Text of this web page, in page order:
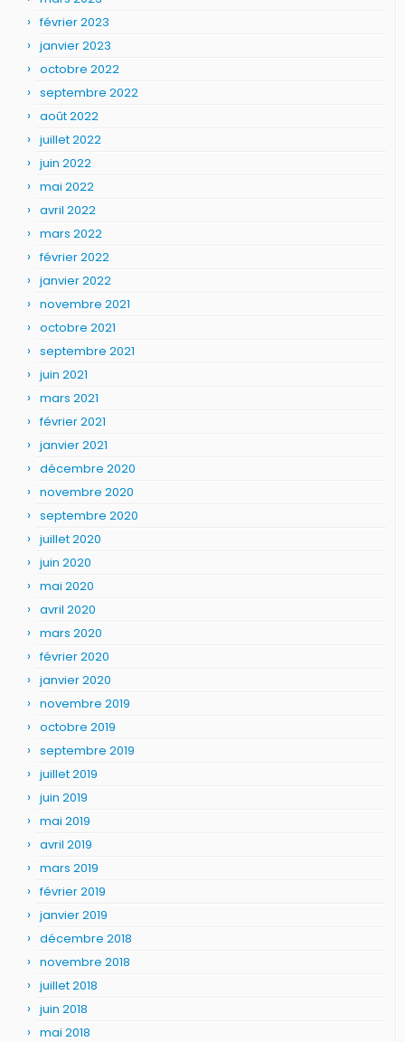
février 2023
janvier 2023
octobre 2022
septembre 2022
août 2022
juillet 2022
juin 2022
mai 2022
avril 2022
mars 2022
février 2022
janvier 2022
novembre 2021
octobre 2021
septembre 2021
juin 2021
mars 2021
février 2021
janvier 2021
décembre 2020
novembre 2020
septembre 2020
juillet 2020
juin 2020
mai 2020
avril 2020
mars 2020
février 2020
janvier 2020
novembre 2019
octobre 2019
septembre 2019
juillet 2019
juin 2019
mai 2019
avril 2019
mars 2019
février 2019
janvier 2019
décembre 2018
novembre 2018
juillet 2018
juin 2018
mai 2018